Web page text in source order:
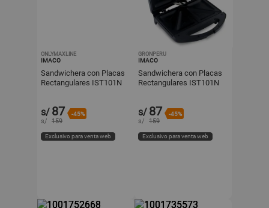
ONLYMAXLINE
IMACO
Sandwichera con Placas
Rectangulares IST101N
s/ 87 -45%
s/ 159
Exclusivo para venta web
GRONPERU
IMACO
Sandwichera con Placas
Rectangulares IST101N
s/ 87 -45%
s/ 159
Exclusivo para venta web